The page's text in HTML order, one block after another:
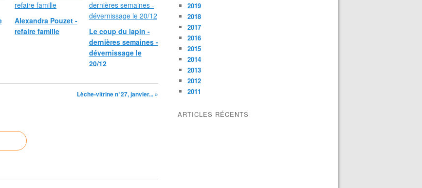
Alexandra Pouzet -
refaire famille
Le coup du lapin -
dernières semaines -
dévernissage le
20/12
Lèche-vitrine n°27, janvier... »
2019
2018
2017
2016
2015
2014
2013
2012
2011
ARTICLES RÉCENTS